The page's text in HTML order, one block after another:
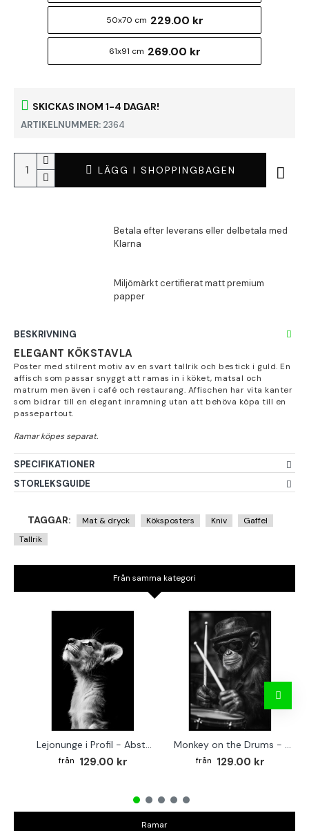
SKICKAS INOM 1-4 DAGAR!
ARTIKELNUMMER: 2364
50x70 cm 229.00 kr
61x91 cm 269.00 kr
LÄGG I SHOPPINGBAGEN
BESKRIVNING
ELEGANT KÖKSTAVLA
Poster med stilrent motiv av en svart tallrik och bestick i guld. En
affisch som passar snyggt att ramas in i köket, matsal och
matrum men även i café och restaurang. Affischen har vita kanter
som bidrar till en elegant inramning utan att behöva köpa till en
passepartout.
SPECIFIKATIONER
STORLEKSGUIDE
TAGGAR: Mat & dryck Köksposters Kniv
Gaffel
Tallrik
Från samma kategori
Lejonunge i Profil - Abstrakt poster i svartvitt
129.00 kr
Monkey on the Drums - Trendig poster
129.00 kr
Ramar